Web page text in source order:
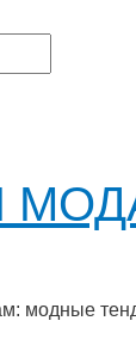
модные